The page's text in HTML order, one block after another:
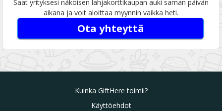
Saat yrityksesi näköisen lahjakorttikaupan auki saman päivän
aikana ja voit aloittaa myynnin vaikka heti.
Ota yhteyttä
Kuinka GiftHere toimii?
Käyttöehdot